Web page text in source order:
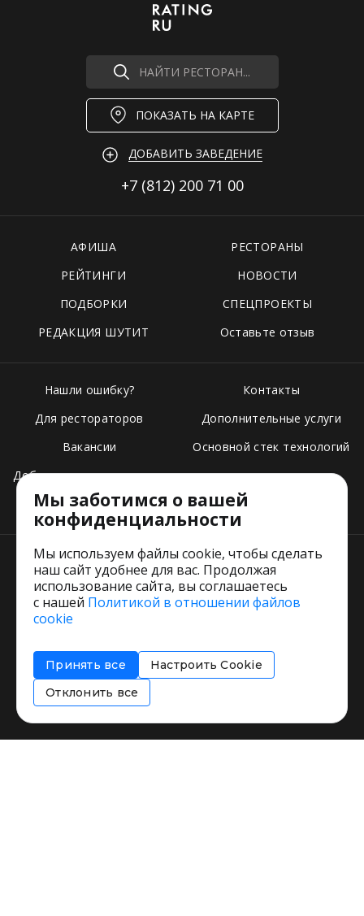
НАЙТИ РЕСТОРАН...
ПОКАЗАТЬ НА КАРТЕ
ДОБАВИТЬ ЗАВЕДЕНИЕ
+7 (812) 200 71 00
АФИША
РЕСТОРАНЫ
РЕЙТИНГИ
НОВОСТИ
ПОДБОРКИ
СПЕЦПРОЕКТЫ
РЕДАКЦИЯ ШУТИТ
Оставьте отзыв
Нашли ошибку?
Для рестораторов
Вакансии
Добавить свое заведение
Тарифы
Контакты
Дополнительные услуги
Основной стек технологий
Пользовательское соглашение
Соглашение об информировании
Политика использования cookies
Мы заботимся о вашей
конфиденциальности
Мы используем файлы cookie, чтобы сделать
наш сайт удобнее для вас. Продолжая
использование сайта, вы соглашаетесь
с нашей Политикой в отношении файлов
cookie
Принять все
Настроить Cookie
Отклонить все